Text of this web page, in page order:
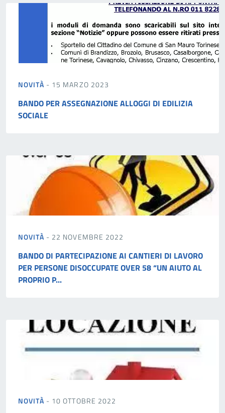
NOVITÀ - 15 MARZO 2023
BANDO PER ASSEGNAZIONE ALLOGGI DI EDILIZIA
SOCIALE
NOVITÀ - 22 NOVEMBRE 2022
BANDO DI PARTECIPAZIONE AI CANTIERI DI LAVORO
PER PERSONE DISOCCUPATE OVER 58 “UN AIUTO AL
PROPRIO P...
NOVITÀ - 10 OTTOBRE 2022